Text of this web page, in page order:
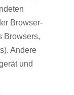
Browser-
Browsers,
Andere
und